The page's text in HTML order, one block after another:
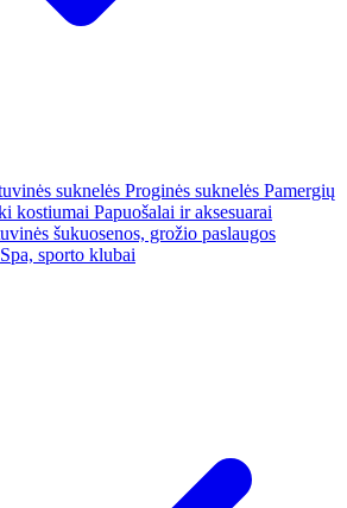
suknelės Proginės suknelės Pamergių
kostiumai Papuošalai ir aksesuarai
šukuosenos, grožio paslaugos
Spa, sporto klubai